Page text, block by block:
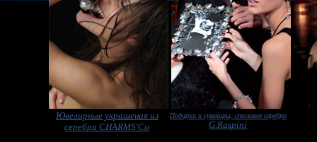
Ювелирные украшения из
серебра CHARMS'Co
Подарки и сувениры, столовое серебро
G.Raspini